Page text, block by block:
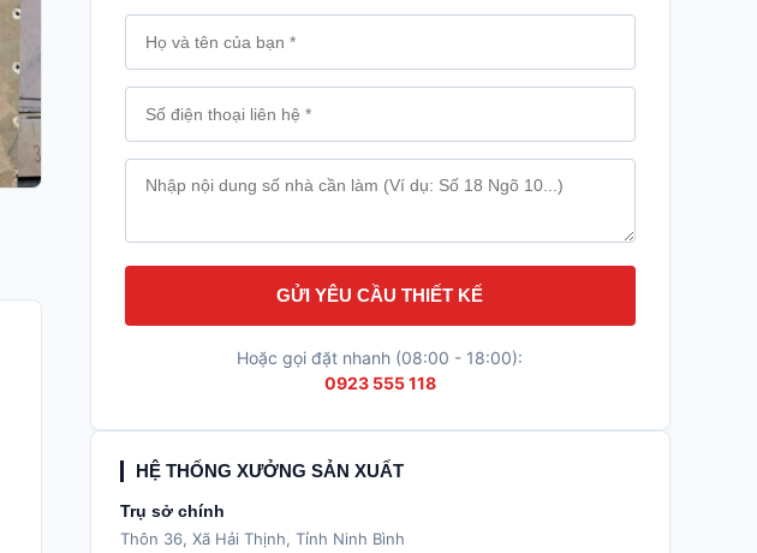
GỬI YÊU CẦU THIẾT KẾ
Hoặc gọi đặt nhanh (08:00 - 18:00):
0923 555 118
HỆ THỐNG XƯỞNG SẢN XUẤT
Trụ sở chính
Thôn 36, Xã Hải Thịnh, Tỉnh Ninh Bình